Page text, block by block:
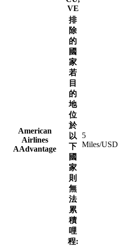
VE
American
Airlines
AAdvantage
排
除
的
國
家
若
目
的
地
位
於
以
下
國
家
則
無
法
累
積
哩
程:
5
Miles/USD